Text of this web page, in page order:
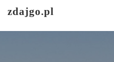
zdajgo.pl